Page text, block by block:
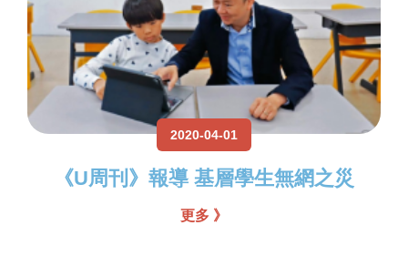
2020-04-01
《U周刊》報導 基層學生無網之災
更多 》